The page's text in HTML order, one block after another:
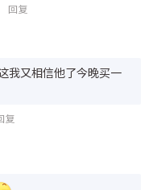
回复
我又相信他了今晚买一
复